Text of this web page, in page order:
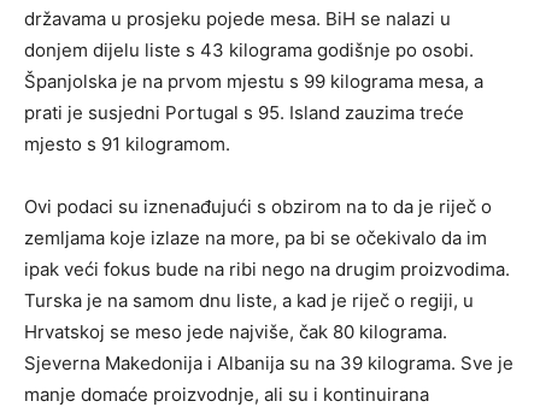
državama u prosjeku pojede mesa. BiH se nalazi u
donjem dijelu liste s 43 kilograma godišnje po osobi.
Španjolska je na prvom mjestu s 99 kilograma mesa, a
prati je susjedni Portugal s 95. Island zauzima treće
mjesto s 91 kilogramom.
Ovi podaci su iznenađujući s obzirom na to da je riječ o
zemljama koje izlaze na more, pa bi se očekivalo da im
ipak veći fokus bude na ribi nego na drugim proizvodima.
Turska je na samom dnu liste, a kad je riječ o regiji, u
Hrvatskoj se meso jede najviše, čak 80 kilograma.
Sjeverna Makedonija i Albanija su na 39 kilograma. Sve je
manje domaće proizvodnje, ali su i kontinuirana